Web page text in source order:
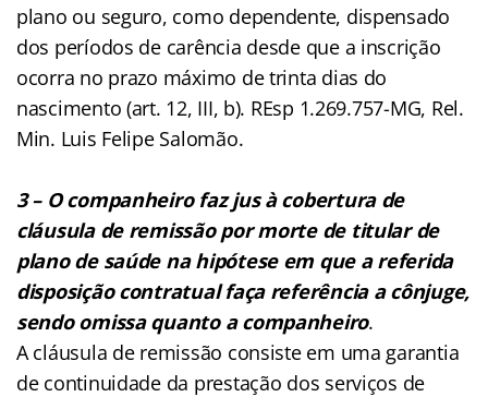
plano ou seguro, como dependente, dispensado
dos períodos de carência desde que a inscrição
ocorra no prazo máximo de trinta dias do
nascimento (art. 12, III, b). REsp 1.269.757-MG, Rel.
Min. Luis Felipe Salomão.
3 – O companheiro faz jus à cobertura de
cláusula de remissão por morte de titular de
plano de saúde na hipótese em que a referida
disposição contratual faça referência a cônjuge,
sendo omissa quanto a companheiro.
A cláusula de remissão consiste em uma garantia
de continuidade da prestação dos serviços de